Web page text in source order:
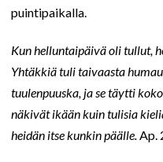
puintipaikalla.
Kun helluntaipäivä oli tullut,
Yhtäkkiä tuli taivaasta
tuulenpuuska, ja se täytti
näkivät ikään kuin tulisia
heidän itse kunkin päälle.Ap.